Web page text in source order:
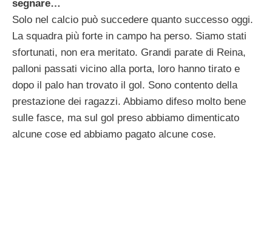
segnare…
Solo nel calcio può succedere quanto successo oggi.
La squadra più forte in campo ha perso. Siamo stati
sfortunati, non era meritato. Grandi parate di Reina,
palloni passati vicino alla porta, loro hanno tirato e
dopo il palo han trovato il gol. Sono contento della
prestazione dei ragazzi. Abbiamo difeso molto bene
sulle fasce, ma sul gol preso abbiamo dimenticato
alcune cose ed abbiamo pagato alcune cose.